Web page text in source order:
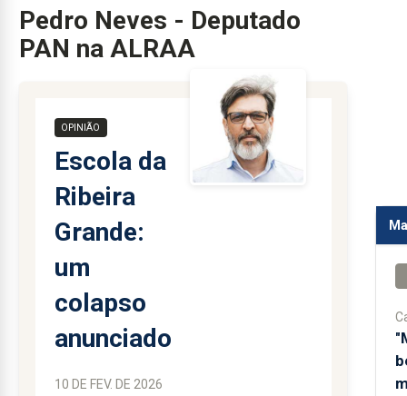
Pedro Neves - Deputado
PAN na ALRAA
OPINIÃO
Escola da
Ribeira
Grande:
um
colapso
anunciado
10 DE FEV. DE 2026